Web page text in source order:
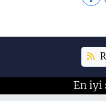
En iyi